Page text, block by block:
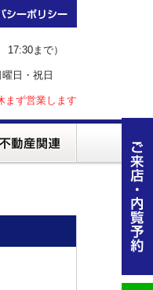
17:30まで）
日・祝日
まず営業します